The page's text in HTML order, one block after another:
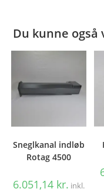
Du kunne
Sneglkanal indløb
Rotag 4500
6.051,14 kr. inkl.